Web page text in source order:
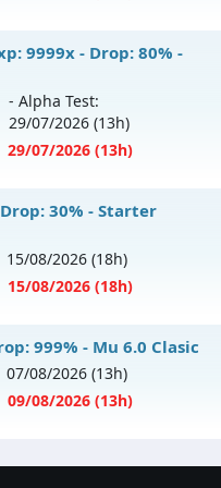
ĐỈNH CAO CLASSIC
VÔ SONG 3
9999x - Drop: 80% -
- Alpha Test:
29/07/2026(13h)
29/07/2026 (13h)
400 FULL THẦN FREE
BOSS XUYÊN ĐÊM, WC
30% - Starter
15/08/2026 (18h)
15/08/2026 (18h)
freebies
X40 Lowvào 18h ngày
999% - Mu 6.0 Clasic
07/08/2026 (13h)
09/08/2026 (13h)